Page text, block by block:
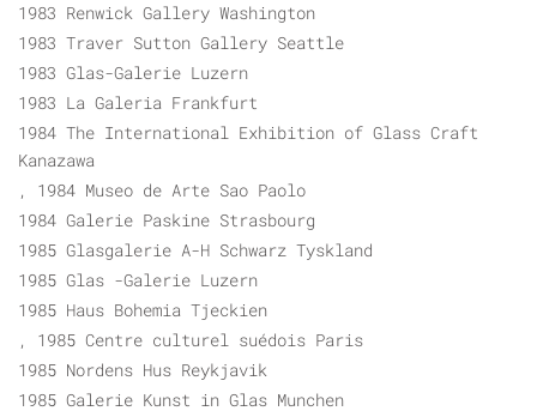
1983 Renwick Gallery Washington
1983 Traver Sutton Gallery Seattle
1983 Glas-Galerie Luzern
1983 La Galeria Frankfurt
1984 The International Exhibition of Glass Craft
Kanazawa
, 1984 Museo de Arte Sao Paolo
1984 Galerie Paskine Strasbourg
1985 Glasgalerie A-H Schwarz Tyskland
1985 Glas -Galerie Luzern
1985 Haus Bohemia Tjeckien
, 1985 Centre culturel suédois Paris
1985 Nordens Hus Reykjavik
1985 Galerie Kunst in Glas Munchen